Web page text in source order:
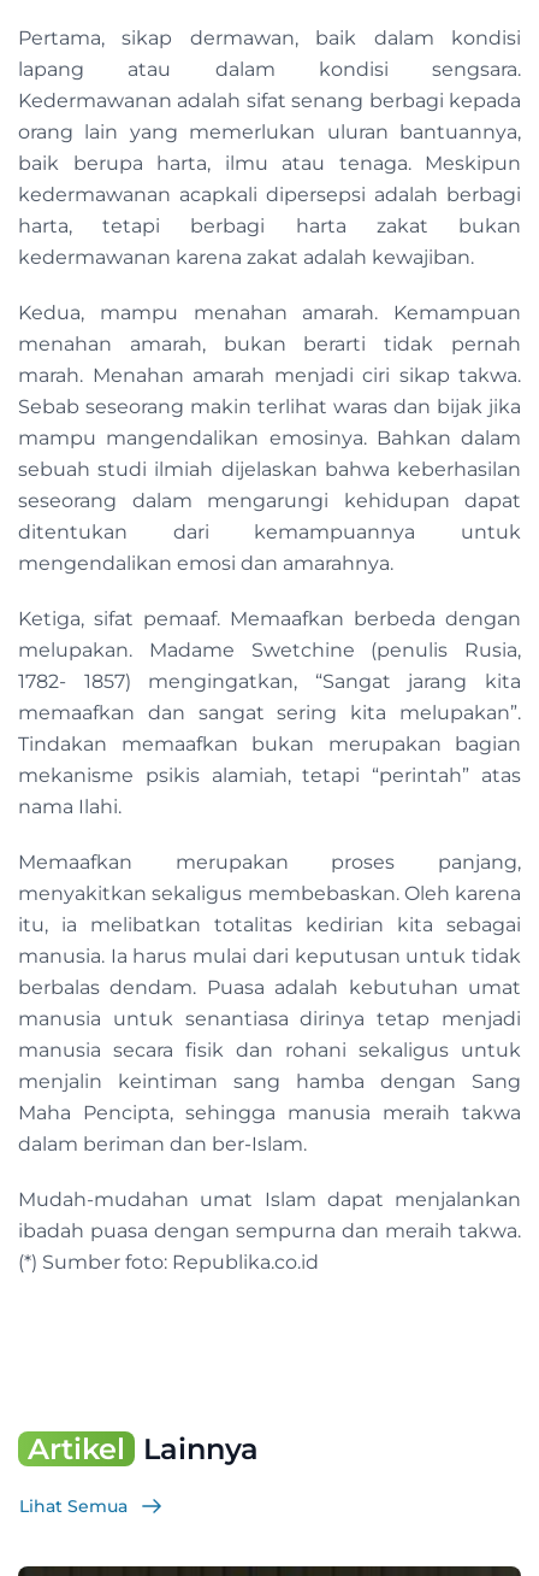
Pertama, sikap dermawan, baik dalam kondisi
lapang atau dalam kondisi sengsara.
Kedermawanan adalah sifat senang berbagi kepada
orang lain yang memerlukan uluran bantuannya,
baik berupa harta, ilmu atau tenaga. Meskipun
kedermawanan acapkali dipersepsi adalah berbagi
harta, tetapi berbagi harta zakat bukan
kedermawanan karena zakat adalah kewajiban.
Kedua, mampu menahan amarah. Kemampuan
menahan amarah, bukan berarti tidak pernah
marah. Menahan amarah menjadi ciri sikap takwa.
Sebab seseorang makin terlihat waras dan bijak jika
mampu mangendalikan emosinya. Bahkan dalam
sebuah studi ilmiah dijelaskan bahwa keberhasilan
seseorang dalam mengarungi kehidupan dapat
ditentukan dari kemampuannya untuk
mengendalikan emosi dan amarahnya.
Ketiga, sifat pemaaf. Memaafkan berbeda dengan
melupakan. Madame Swetchine (penulis Rusia,
1782- 1857) mengingatkan, “Sangat jarang kita
memaafkan dan sangat sering kita melupakan”.
Tindakan memaafkan bukan merupakan bagian
mekanisme psikis alamiah, tetapi “perintah” atas
nama Ilahi.
Memaafkan merupakan proses panjang,
menyakitkan sekaligus membebaskan. Oleh karena
itu, ia melibatkan totalitas kedirian kita sebagai
manusia. Ia harus mulai dari keputusan untuk tidak
berbalas dendam. Puasa adalah kebutuhan umat
manusia untuk senantiasa dirinya tetap menjadi
manusia secara fisik dan rohani sekaligus untuk
menjalin keintiman sang hamba dengan Sang
Maha Pencipta, sehingga manusia meraih takwa
dalam beriman dan ber-Islam.
Mudah-mudahan umat Islam dapat menjalankan
ibadah puasa dengan sempurna dan meraih takwa.
(*) Sumber foto: Republika.co.id
Artikel Lainnya
Lihat Semua